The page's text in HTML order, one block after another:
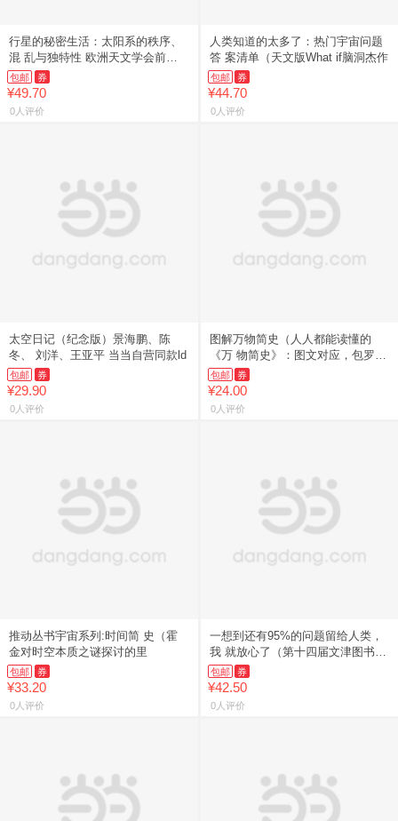
行星的秘密生活：太阳系的秩序、
混 乱与独特性 欧洲天文学会前主
席
包邮 券
¥49.70
0人评价
人类知道的太多了：热门宇宙问题
答 案清单（天文版What if脑洞杰作
包邮 券
¥44.70
0人评价
太空日记（纪念版）景海鹏、陈
冬、 刘洋、王亚平 当当自营同款ld
包邮 券
¥29.90
0人评价
图解万物简史（人人都能读懂的
《万 物简史》：图文对应，包罗万
物，
包邮 券
¥24.00
0人评价
推动丛书宇宙系列:时间简 史（霍
金对时空本质之谜探讨的里
包邮 券
¥33.20
0人评价
一想到还有95%的问题留给人类，
我 就放心了（第十四届文津图书
奖，
包邮 券
¥42.50
0人评价